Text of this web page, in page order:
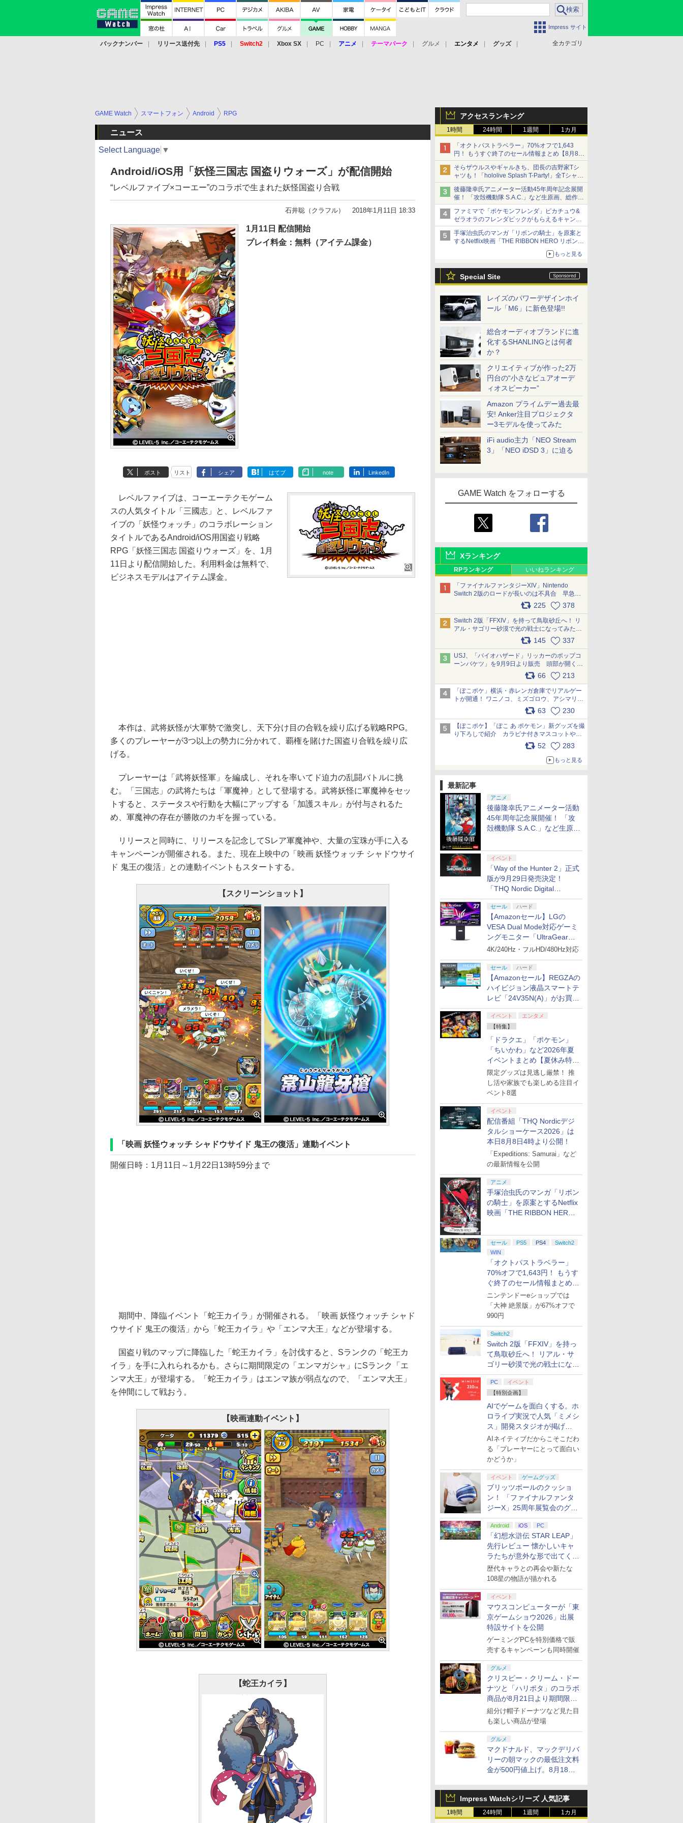
Impress サイト
全カテゴリ
バックナンバー リリース送付先 PS5 Switch2 Xbox SX PC アニメ テーマパーク グルメ エンタメ
グッズ
アクセスランキング
1時間 24時間 1週間 1カ月
「オクトパストラベラー」70%オフで1,643
円！ もうすぐ終了のセール情報まとめ【8月8日
更新】
ニンテンドーeショップでは「大神 絶景版」が
67%オフで990円
そらザウルスやギャルきち、団長の吉野家Tシ
ャツも！「hololive Splash T-Party!」全Tシャツ
ラインナップ公開＆オンライン販売開始
後藤隆幸氏アニメーター活動45年周年記念展開
催！ 「攻殻機動隊 S.A.C.」など生原画、総作画
監督修正が展示
ファミマで「ポケモンフレンダ」ピカチュウ&
ゼラオラのフレンダピックがもらえるキャンペ
ーン開催！
手塚治虫氏のマンガ「リボンの騎士」を原案と
するNetflix映画「THE RIBBON HERO リボンヒ
もっと見る
Special Site
レイズのパワーデザインホイ
ール「M6」に新色登場!!
総合オーディオブランドに進
化するSHANLINGとは何者
か？
クリエイティブが作った2万
円台の“小さなピュアオーデ
ィオスピーカー”
Amazon プライムデー過去最
安! Anker注目プロジェクタ
ー3モデルを使ってみた
iFi audio主力「NEO Stream
3」「NEO iDSD 3」に迫る
GAME Watch をフォローする
Xランキング
RPランキング いいねランキング
「ファイナルファンタジーXIV」Nintendo
Switch 2版のロードが長いのは不具合 早急に
アップデートできるよう対応中225 378
Switch 2版「FFXIV」を持って鳥取砂丘へ！ リ
アル・サゴリー砂漠で光の戦士になってみた
145 337
USJ、「バイオハザード」リッカーのポップコ
ーンバケツ」を9月9日より販売 頭部が開く仕
組み。味は恐怖を堪のう「味噌フレーバー」
66 213
「ぽこポケ」横浜・赤レンガ倉庫でリアルゲー
トが開通！ ワニノコ、ミズゴロウ、アシマリ登
場シーンをレポート pic.x.com/LDgEByVl6D
63 230
【ぽこポケ】「ぽこ あ ポケモン」新グッズを撮
り下ろしで紹介 カラビナ付きマスコットやス
52 283
もっと見る
最新記事
アニメ
後藤隆幸氏アニメーター活動
45年周年記念展開催！ 「攻
殻機動隊 S.A.C.」など生原
イベント
「Way of the Hunter 2」正式
版が9月29日発売決定！
「THQ Nordic Digital
Showcase 2026」まとめ
セール ハード
【Amazonセール】LGの
VESA Dual Mode対応ゲーミ
ングモニター「UltraGear
27G850A-B」がお買い得！
4K/240Hz・フルHD/480Hz対応
セール ハード
【Amazonセール】REGZAの
ハイビジョン液晶スマートテ
レビ「24V35N(A)」がお買い
得！
イベント
エンタメ
【特集】
「ドラクエ」「ポケモン」
「ちいかわ」など2026年夏
イベントまとめ【夏休み特
集】
限定グッズは見逃し厳禁！ 推
し活や家族でも楽しめる注目イ
ベント8選
イベント
配信番組「THQ Nordicデジ
タルショーケース2026」は
本日8月8日4時より公開！
「Expeditions: Samurai」など
の最新情報を公開
アニメ
手塚治虫氏のマンガ「リボン
の騎士」を原案とするNetflix
映画「THE RIBBON HERO
セール PS5 PS4
Switch2
WIN
「オクトパストラベラー」
70%オフで1,643円！ もうす
ぐ終了のセール情報まとめ
【8月8日更新】
ニンテンドーeショップでは
「大神 絶景版」が67%オフで
990円
Switch2
Switch 2版「FFXIV」を持っ
て鳥取砂丘へ！ リアル・サ
ゴリー砂漠で光の戦士になっ
てみた
PC
イベント
【特別企画】
AIでゲームを面白くする。ホ
ロライブ実況で人気「ミメシ
ス」開発スタジオが掲げ
る“AI活用の信念”とは？【講
演レポート】
AIネイティブだからこそこだわ
る「プレーヤーにとって面白い
かどうか」
イベント ゲームグッズ
ブリッツボールのクッショ
ン！ 「ファイナルファンタ
ジーX」25周年展覧会のグッ
ズ情報が公開
Android iOS PC
「幻想水滸伝 STAR LEAP」
先行レビュー 懐かしいキャ
ラたちが意外な形で出てくる
シリーズ完全新作！
歴代キャラとの再会や新たな
108星の物語が描かれる
イベント
マウスコンピューターが「東
京ゲームショウ2026」出展
特設サイトを公開
ゲーミングPCを特別価格で販
売するキャンペーンも同時開催
グルメ
クリスピー・クリーム・ドー
ナツと「ハリポタ」のコラボ
商品が8月21日より期間限定
で発売
組分け帽子ドーナツなど見た目
も楽しい商品が登場
グルメ
マクドナルド、マックデリバ
リーの朝マックの最低注文料
金が500円値上げ。8月18日
Impress Watchシリーズ 人気記事
1時間 24時間 1週間 1カ月
GAME Watch スマートフォン Android RPG
ニュース
Select Language ▼
Android/iOS用「妖怪三国志 国盗りウォーズ」が配信開始
“レベルファイブ×コーエー”のコラボで生まれた妖怪国盗り合戦
石井聡（クラフル） 2018年1月11日 18:33
1月11日 配信開始
プレイ料金：無料（アイテム課金）
ポスト リスト シェア はてブ note LinkedIn
レベルファイブは、コーエーテクモゲーム
スの人気タイトル「三國志」と、レベルファ
イブの「妖怪ウォッチ」のコラボレーション
タイトルであるAndroid/iOS用国盗り戦略
RPG「妖怪三国志 国盗りウォーズ」を、1月
11日より配信開始した。利用料金は無料で、
ビジネスモデルはアイテム課金。
本作は、武将妖怪が大軍勢で激突し、天下分け目の合戦を繰り広げる戦略RPG。
多くのプレーヤーが3つ以上の勢力に分かれて、覇権を賭けた国盗り合戦を繰り広
げる。
プレーヤーは「武将妖怪軍」を編成し、それを率いてド迫力の乱闘バトルに挑
む。「三国志」の武将たちは「軍魔神」として登場する。武将妖怪に軍魔神をセッ
トすると、ステータスや行動を大幅にアップする「加護スキル」が付与されるた
め、軍魔神の存在が勝敗のカギを握っている。
リリースと同時に、リリースを記念してSレア軍魔神や、大量の宝珠が手に入る
キャンペーンが開催される。また、現在上映中の「映画 妖怪ウォッチ シャドウサイ
ド 鬼王の復活」との連動イベントもスタートする。
【スクリーンショット】
「映画 妖怪ウォッチ シャドウサイド 鬼王の復活」連動イベント
開催日時：1月11日～1月22日13時59分まで
期間中、降臨イベント「蛇王カイラ」が開催される。「映画 妖怪ウォッチ シャド
ウサイド 鬼王の復活」から「蛇王カイラ」や「エンマ大王」などが登場する。
国盗り戦のマップに降臨した「蛇王カイラ」を討伐すると、Sランクの「蛇王カ
イラ」を手に入れられるかも。さらに期間限定の「エンマガシャ」にSランク「エ
ンマ大王」が登場する。「蛇王カイラ」はエンマ族が弱点なので、「エンマ大王」
を仲間にして戦おう。
【映画連動イベント】
【蛇王カイラ】